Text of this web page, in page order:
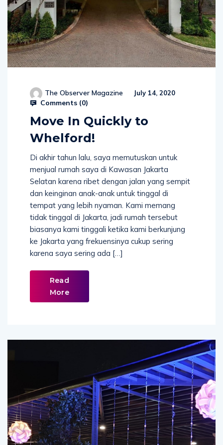
The Observer Magazine July 14, 2020
Comments (0)
Move In Quickly to
Whelford!
Di akhir tahun lalu, saya memutuskan untuk
menjual rumah saya di Kawasan Jakarta
Selatan karena ribet dengan jalan yang sempit
dan keinginan anak-anak untuk tinggal di
tempat yang lebih nyaman. Kami memang
tidak tinggal di Jakarta, jadi rumah tersebut
biasanya kami tinggali ketika kami berkunjung
ke Jakarta yang frekuensinya cukup sering
karena saya sering ada […]
Read
More